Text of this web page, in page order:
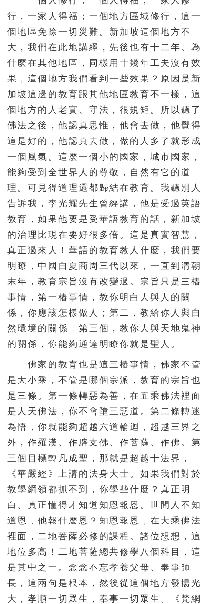
行，一家人得福；一個地方區域修行，這一
個地區免除一切災難。新加坡這個地方不
大，我們在此地講經，先後也有十二年。為
什麼在其他地區，同樣用十幾年工夫沒有效
果，這個地方我們看到一些效果？原因是新
加坡這邊的教育跟其他地區教育不一樣，這
個地方的人老實、守法，很規矩。所以聽了
佛法之後，他認真思惟，他會去做，他覺得
這是好的，他認真去做，做的人多了就形成
一個風氣。這麼一個小的國家，城市國家，
能夠受到全世界人的尊敬，自然有它的道
理。可見得道理還都歸結在教育。我聽別人
告訴我，李光耀先生曾經講，他是受過英語
教育，如果他要是受華語教育的話，新加坡
的治理比現在要好很多倍。這是真實智慧，
真正過來人！華語的教育教人什麼，我們要
明瞭，中國自夏商周三代以來，一直到清朝
末年，教育宗旨沒有改變過。宗旨只是三樁
事情，第一樁事情，教你明白人與人的關
係，你應該怎樣做人；第二，教給你人與自
然環境的關係；第三個，教你人與天地鬼神
的關係，你能夠通達明瞭你就是聖人。
佛家的教育也是這三樁事情，佛家不管
是大小乘，不管是哪個宗派，教育的宗旨也
是三條。第一條轉惡為善，在五乘佛法裡面
是人天佛法，你不會墮三惡道。第二條轉迷
為悟，你就能夠超越六道輪迴，超越三界之
外，作羅漢、作辟支佛、作菩薩、作佛。第
三個目標轉凡成聖，那就是超越十法界，
《華嚴經》上講的法身大士。如果我們對於
教學綱領都抓不到，你學些什麼？真正明
白、真正懂得才知道知恩報恩。世間人不知
道恩，他報什麼恩？知恩報恩，在大乘佛法
裡面，二地菩薩必修的課程。諸位想想，這
地位多高！二地菩薩總共修學八個科目，這
是其中之一。念念不忘孝養父母、奉事師
長，這兩句是根本，然後從這個地方發揚光
大，孝順一切眾生，奉事一切眾生。《梵網